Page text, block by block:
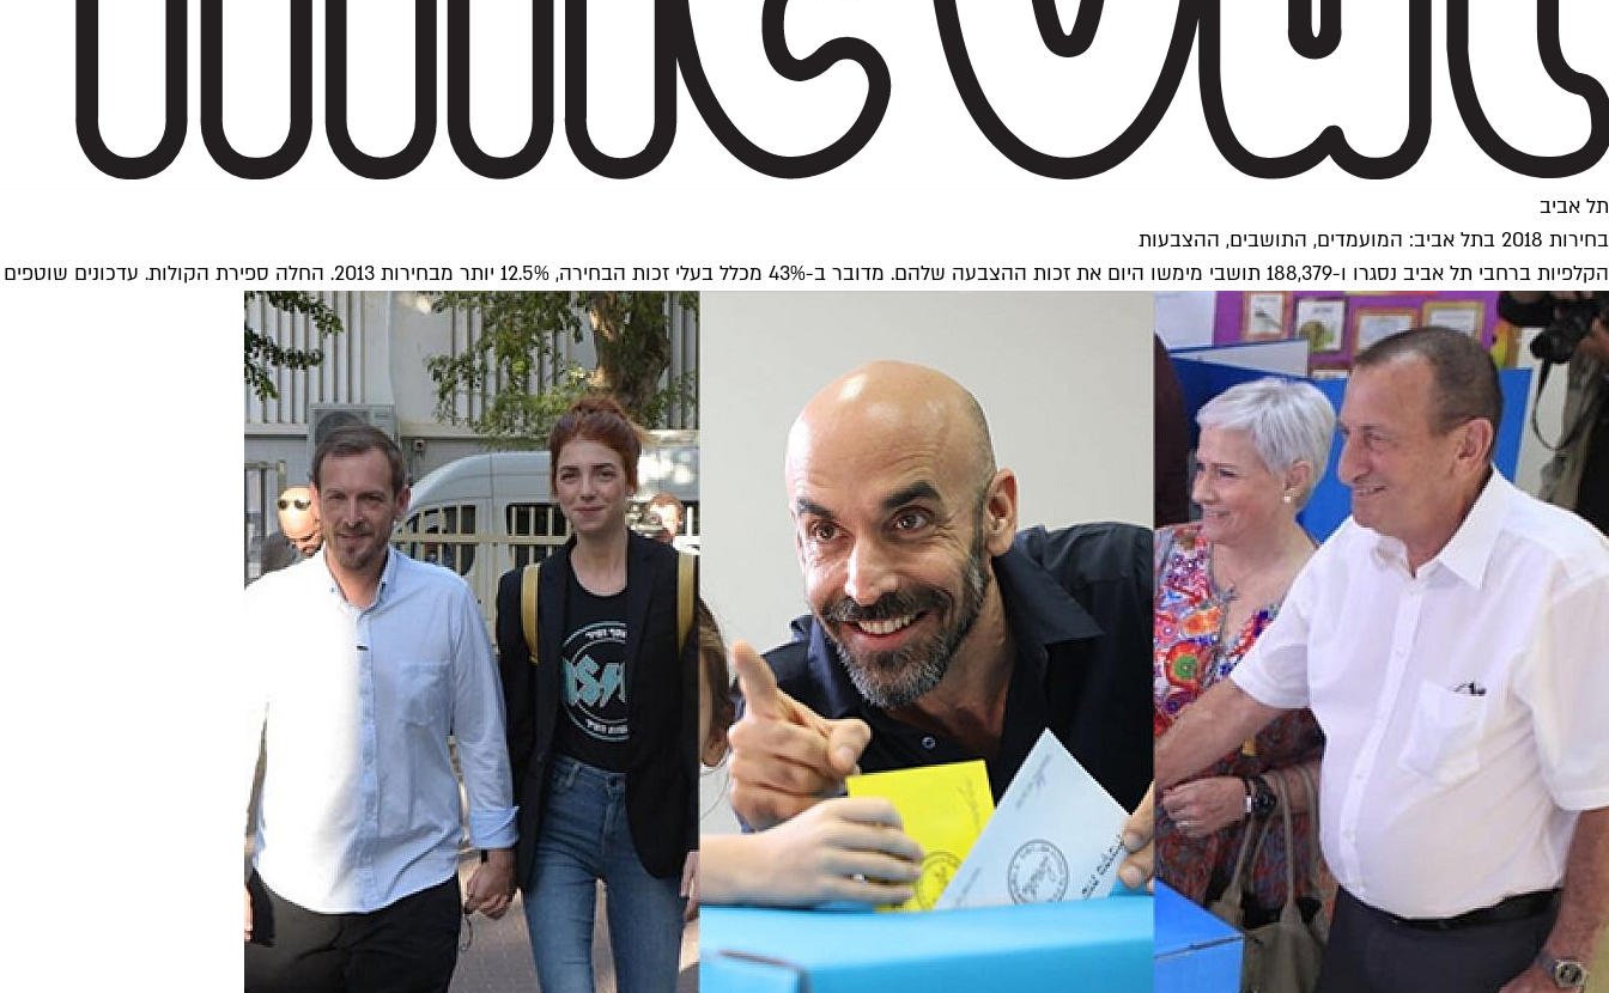
תל אביב
בחירות 2018 בתל אביב: המועמדים, התושבים, ההצבעות
הקלפיות ברחבי תל אביב נסגרו ו-188,379 תושבי מימשו היום את זכות ההצבעה שלהם. מדובר ב-43% מכלל בעלי זכות הבחירה, 12.5% יותר מבחירות 2013. החלה ספירת הקולות. עדכונים שוטפים